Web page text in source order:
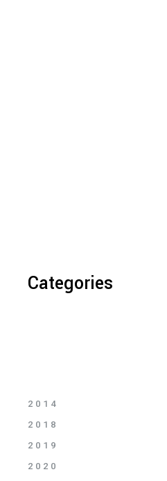
Categories
2014
2018
2019
2020